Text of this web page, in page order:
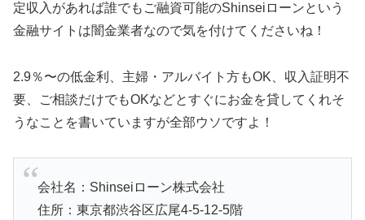
定収入があれば誰でもご融資可能のShinseiローンという
金融サイトは闇金業者なので気を付けてくださいね！
2.9％〜の低金利、主婦・アルバイト方もOK、収入証明不
要、ご相談だけでもOKなどとすぐにお金を貸してくれそ
うなことを書いていますが全部ウソですよ！
会社名：Shinseiローン株式会社
住所：東京都渋谷区広尾4-5-12-5階